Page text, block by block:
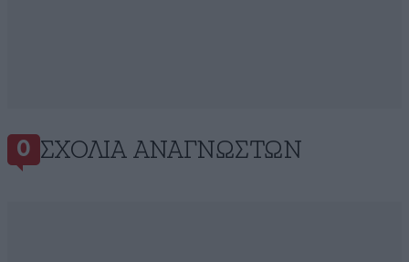
0 ΣΧΌΛΙΑ ΑΝΑΓΝΩΣΤΏΝ